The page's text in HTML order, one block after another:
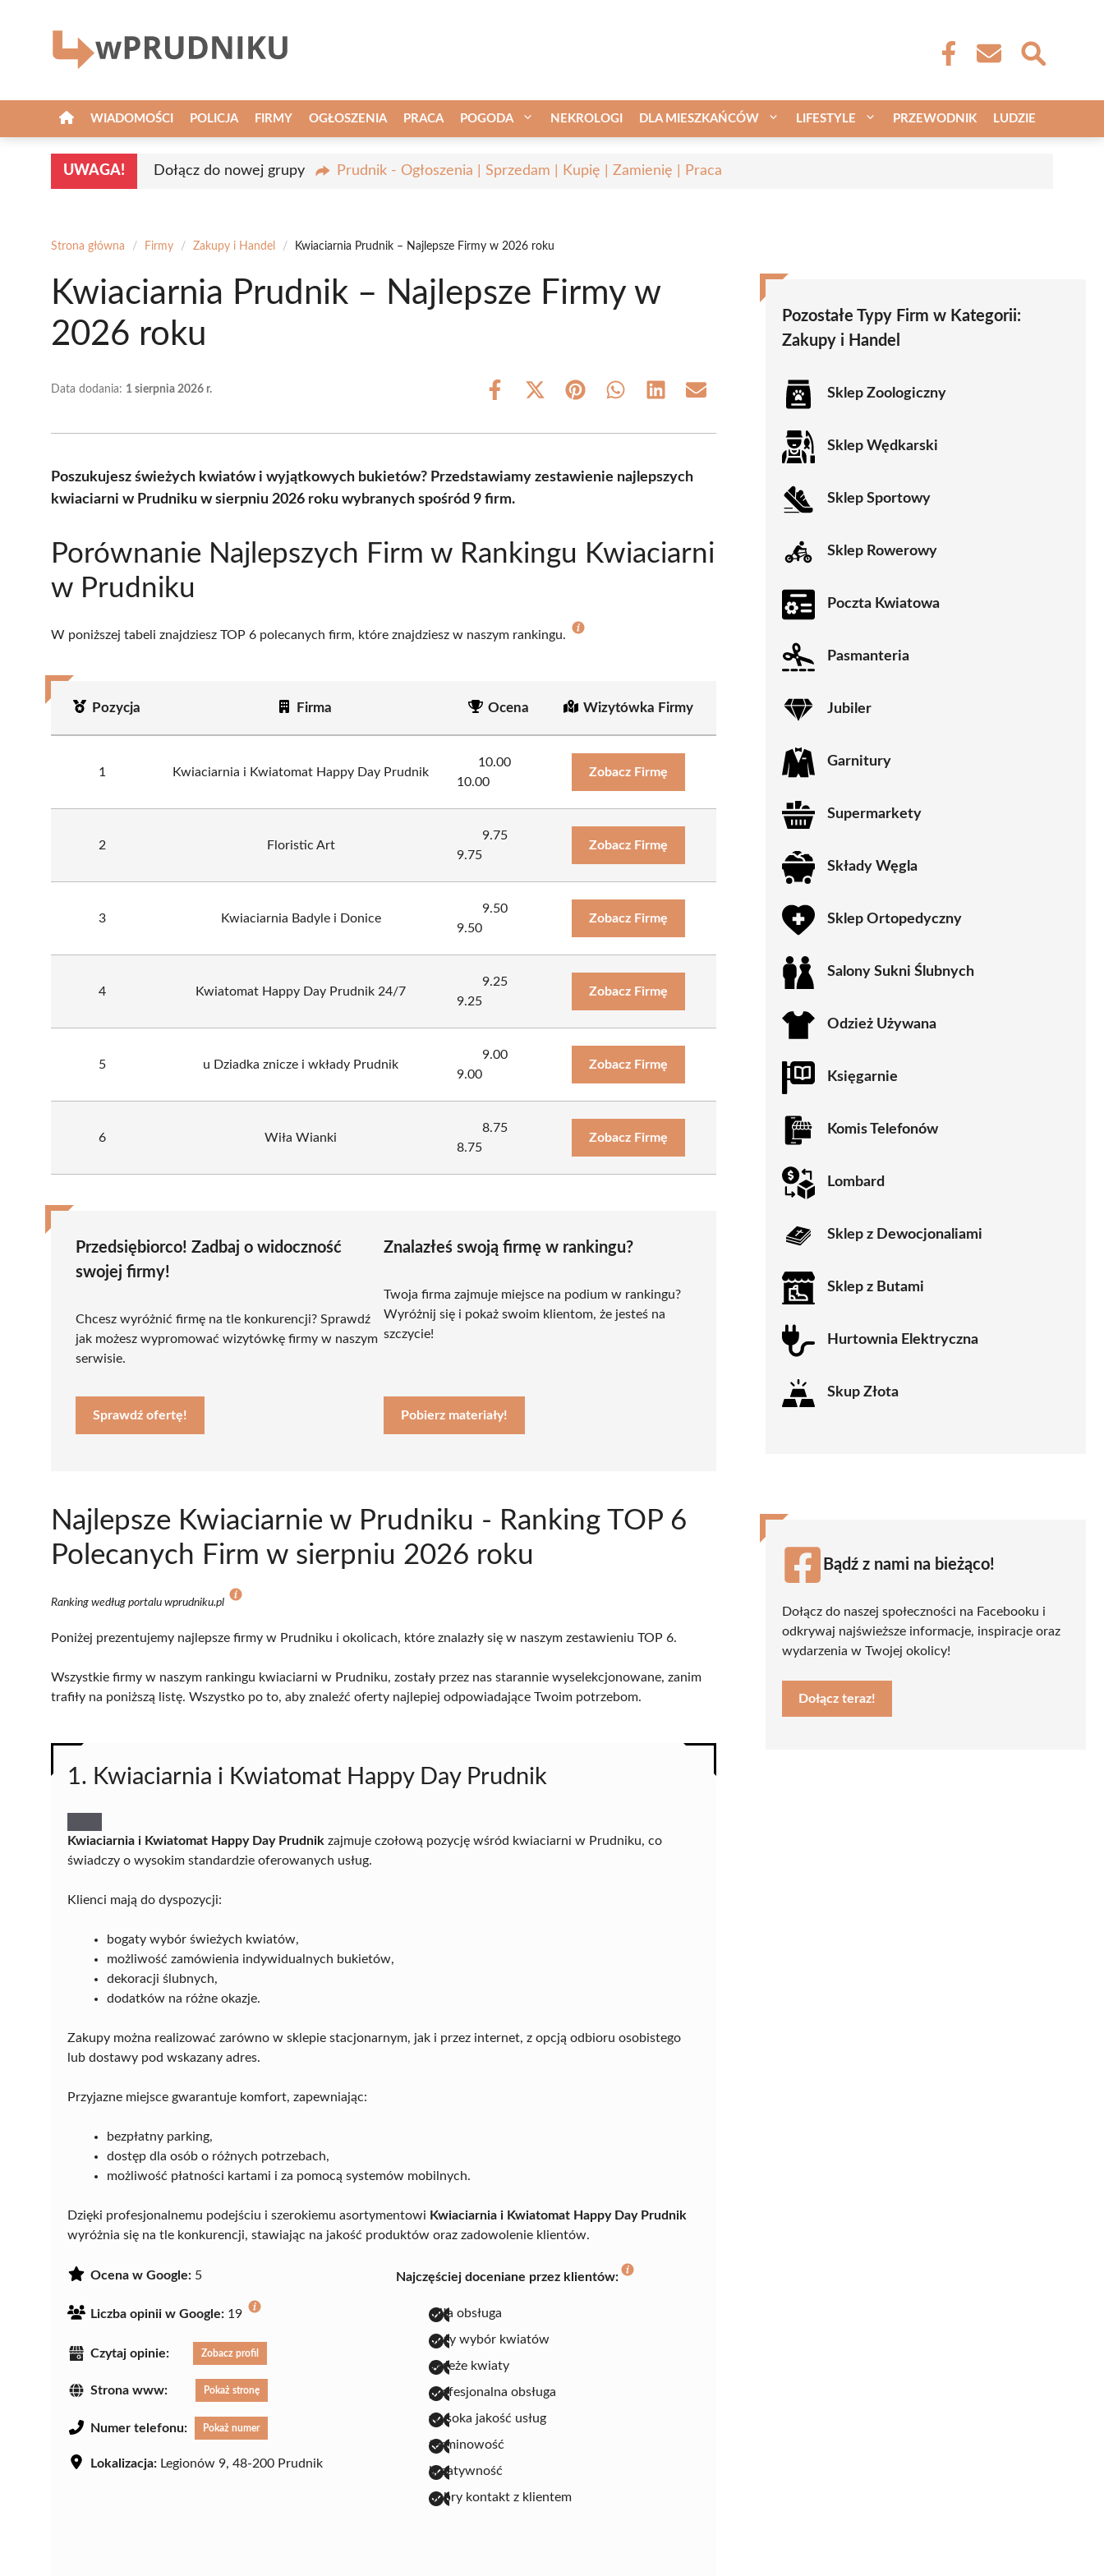
WIADOMOŚCI POLICJA FIRMY OGŁOSZENIA PRACA POGODA NEKROLOGI DLA MIESZKAŃCÓW LIFESTYLE PRZEWODNIK LUDZIE
UWAGA! Dołącz do nowej grupy Prudnik - Ogłoszenia | Sprzedam | Kupię | Zamienię | Praca
Strona główna / Firmy / Zakupy i Handel / Kwiaciarnia Prudnik – Najlepsze Firmy w 2026 roku
Kwiaciarnia Prudnik – Najlepsze Firmy w
2026 roku
Data dodania: 1 sierpnia 2026 r.
Share
Share
(Twitter)
Share Share Share Share
Poszukujesz świeżych kwiatów i wyjątkowych bukietów? Przedstawiamy zestawienie najlepszych
kwiaciarni w Prudniku w sierpniu 2026 roku wybranych spośród 9 firm.
Porównanie Najlepszych Firm w Rankingu Kwiaciarni
w Prudniku
W poniższej tabeli znajdziesz TOP 6 polecanych firm, które znajdziesz w naszym rankingu.
Pozycja Firma Ocena Wizytówka Firmy
1 Kwiaciarnia i Kwiatomat Happy Day Prudnik
10.00
10.00
Zobacz Firmę
2 Floristic Art
9.75
9.75
Zobacz Firmę
3 Kwiaciarnia Badyle i Donice
9.50
9.50
Zobacz Firmę
4 Kwiatomat Happy Day Prudnik 24/7
9.25
9.25
Zobacz Firmę
5 u Dziadka znicze i wkłady Prudnik
9.00
9.00
Zobacz Firmę
6 Wiła Wianki
8.75
8.75
Zobacz Firmę
Przedsiębiorco! Zadbaj o widoczność
swojej firmy!
Chcesz wyróżnić firmę na tle konkurencji? Sprawdź
jak możesz wypromować wizytówkę firmy w naszym
serwisie.
Sprawdź ofertę!
Znalazłeś swoją firmę w rankingu?
Twoja firma zajmuje miejsce na podium w rankingu?
Wyróżnij się i pokaż swoim klientom, że jesteś na
szczycie!
Pobierz materiały!
Najlepsze Kwiaciarnie w Prudniku - Ranking TOP 6
Polecanych Firm w sierpniu 2026 roku
Ranking według portalu wprudniku.pl
Poniżej prezentujemy najlepsze firmy w Prudniku i okolicach, które znalazły się w naszym zestawieniu TOP 6.
Wszystkie firmy w naszym rankingu kwiaciarni w Prudniku, zostały przez nas starannie wyselekcjonowane, zanim
trafiły na poniższą listę. Wszystko po to, aby znaleźć oferty najlepiej odpowiadające Twoim potrzebom.
1. Kwiaciarnia i Kwiatomat Happy Day Prudnik
Kwiaciarnia i Kwiatomat Happy Day Prudnik zajmuje czołową pozycję wśród kwiaciarni w Prudniku, co
świadczy o wysokim standardzie oferowanych usług.
Klienci mają do dyspozycji:
bogaty wybór świeżych kwiatów,
możliwość zamówienia indywidualnych bukietów,
dekoracji ślubnych,
dodatków na różne okazje.
Zakupy można realizować zarówno w sklepie stacjonarnym, jak i przez internet, z opcją odbioru osobistego
lub dostawy pod wskazany adres.
Przyjazne miejsce gwarantuje komfort, zapewniając:
bezpłatny parking,
dostęp dla osób o różnych potrzebach,
możliwość płatności kartami i za pomocą systemów mobilnych.
Dzięki profesjonalnemu podejściu i szerokiemu asortymentowi Kwiaciarnia i Kwiatomat Happy Day Prudnik
wyróżnia się na tle konkurencji, stawiając na jakość produktów oraz zadowolenie klientów.
Ocena w Google: 5
Liczba opinii w Google: 19
Czytaj opinie: Zobacz profil
Strona www: Pokaż stronę
Numer telefonu: Pokaż numer
Lokalizacja: Legionów 9, 48-200 Prudnik
Najczęściej doceniane przez klientów:
miła obsługa
duży wybór kwiatów
świeże kwiaty
profesjonalna obsługa
wysoka jakość usług
terminowość
kreatywność
dobry kontakt z klientem
Pozostałe Typy Firm w Kategorii:
Zakupy i Handel
Sklep Zoologiczny
Sklep Wędkarski
Sklep Sportowy
Sklep Rowerowy
Poczta Kwiatowa
Pasmanteria
Jubiler
Garnitury
Supermarkety
Składy Węgla
Sklep Ortopedyczny
Salony Sukni Ślubnych
Odzież Używana
Księgarnie
Komis Telefonów
Lombard
Sklep z Dewocjonaliami
Sklep z Butami
Hurtownia Elektryczna
Skup Złota
Bądź z nami na bieżąco!
Dołącz do naszej społeczności na Facebooku i
odkrywaj najświeższe informacje, inspiracje oraz
wydarzenia w Twojej okolicy!
Dołącz teraz!